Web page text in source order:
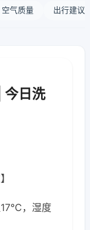
空气质量 出行建议
今日洗
17℃，湿度